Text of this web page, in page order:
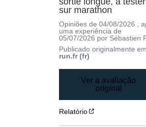
sur marathon
Opiniões de04/08/2026 ,
uma experiência de
05/07/2026 por Sébastien
Publicado originalmente
run.fr (fr)
Ver a avaliação
original
Relatório